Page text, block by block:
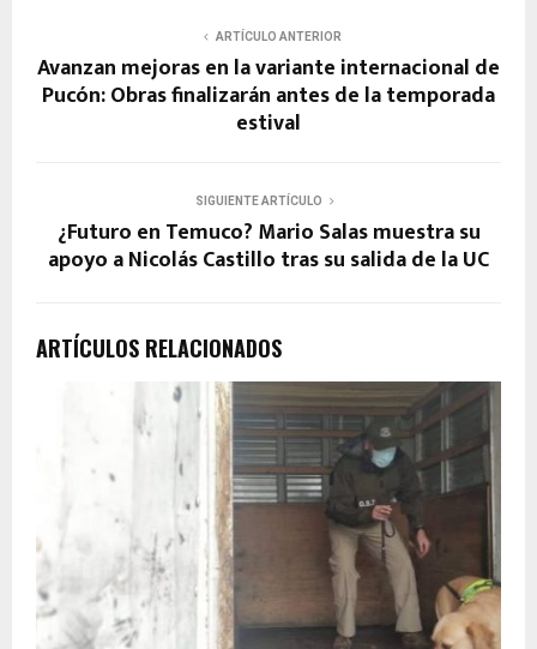
ARTÍCULO ANTERIOR
Avanzan mejoras en la variante internacional de
Pucón: Obras finalizarán antes de la temporada
estival
SIGUIENTE ARTÍCULO
¿Futuro en Temuco? Mario Salas muestra su
apoyo a Nicolás Castillo tras su salida de la UC
ARTÍCULOS RELACIONADOS